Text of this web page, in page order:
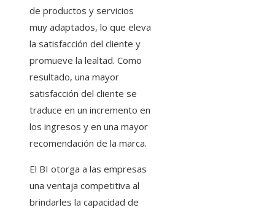
de productos y servicios
muy adaptados, lo que eleva
la satisfacción del cliente y
promueve la lealtad. Como
resultado, una mayor
satisfacción del cliente se
traduce en un incremento en
los ingresos y en una mayor
recomendación de la marca.
El BI otorga a las empresas
una ventaja competitiva al
brindarles la capacidad de